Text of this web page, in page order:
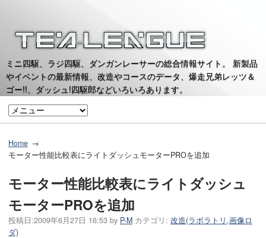
ミニ四駆、ラジ四駆、ダンガンレーサーの総合情報サイト。 新製品
やイベントの最新情報、改造やコースのデータ、爆走兄弟レッツ＆
ゴー!!、ダッシュ!四駆郎などいろいろあります。
Home
モーター性能比較表にライトダッシュモーターPROを追加
モーター性能比較表にライトダッシュ
モーターPROを追加
投稿日:2009年6月27日 16:53 by P-M カテゴリ: 改造(ラボラトリ,画像ロ
ダ)